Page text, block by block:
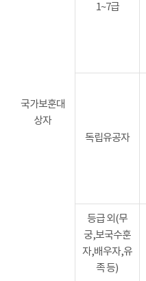
국가보훈대
상자
1~7급
독립유공자
등급 외(무
궁,보국수훈
자,배우자,유
족 등)